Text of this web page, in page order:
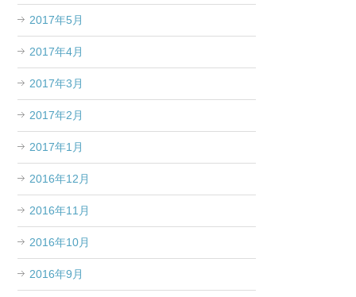
2017年5月
2017年4月
2017年3月
2017年2月
2017年1月
2016年12月
2016年11月
2016年10月
2016年9月